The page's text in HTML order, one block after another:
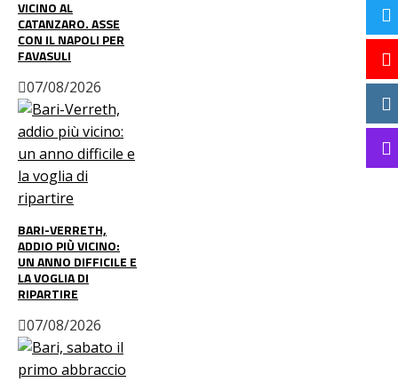
VICINO AL
CATANZARO. ASSE
CON IL NAPOLI PER
FAVASULI
07/08/2026
BARI-VERRETH,
ADDIO PIÙ VICINO:
UN ANNO DIFFICILE E
LA VOGLIA DI
RIPARTIRE
07/08/2026